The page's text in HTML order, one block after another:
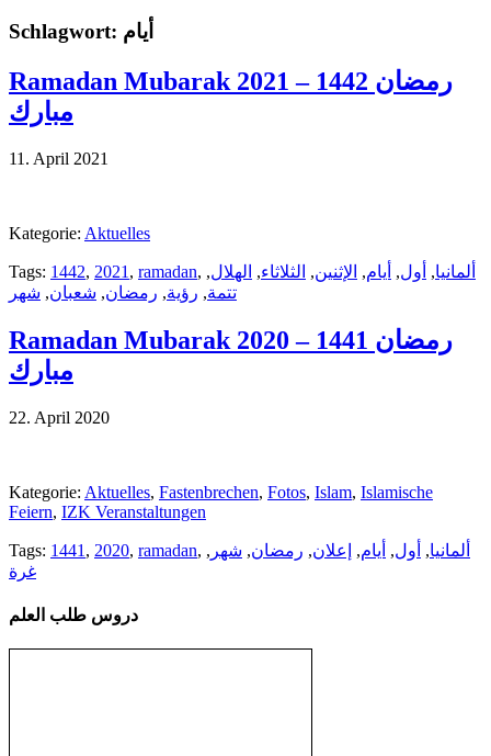
Schlagwort: أيام
Ramadan Mubarak 2021 – 1442 رمضان
مبارك
11. April 2021
Kategorie: Aktuelles
Tags: 1442, 2021 , ramadan, ألمانيا, أول, أيام, الإثنين, الثلاثاء, الهلال,
تتمة, رؤية, رمضان, شعبان, شهر
Ramadan Mubarak 2020 – 1441 رمضان
مبارك
22. April 2020
Kategorie: Aktuelles, Fastenbrechen, Fotos, Islam, Islamische
Feiern, IZK Veranstaltungen
Tags: 1441 , 2020, ramadan, ألمانيا, أول, أيام, إعلان, رمضان, شهر ,
غرة
دروس طلب العلم